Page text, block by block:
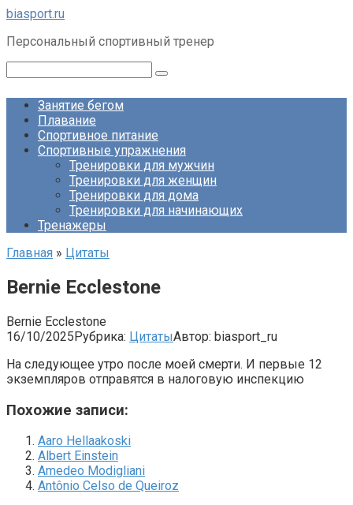
Перейти
контенту
biasport.ru
Персональный спортивный тренер
Занятие бегом
Плавание
Спортивное питание
Спортивные упражнения
Тренировки для мужчин
Тренировки для женщин
Тренировки для дома
Тренировки для начинающих
Тренажеры
Главная » Цитаты
Bernie Ecclestone
Bernie Ecclestone
16/10/2025Рубрика: ЦитатыАвтор: biasport_ru
На следующее утро после моей смерти. И первые 12
экземпляров отправятся в налоговую инспекцию
Похожие записи:
Aaro Hellaakoski
Albert Einstein
Amedeo Modigliani
Antônio Celso de Queiroz